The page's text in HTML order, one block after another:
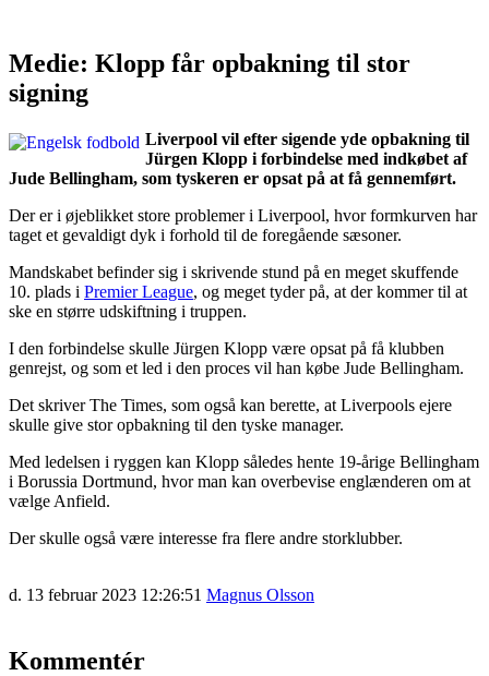
Medie: Klopp får opbakning til stor
signing
Liverpool vil efter sigende yde opbakning til
Jürgen Klopp i forbindelse med indkøbet af
Jude Bellingham, som tyskeren er opsat på at få gennemført.
Der er i øjeblikket store problemer i Liverpool, hvor formkurven har
taget et gevaldigt dyk i forhold til de foregående sæsoner.
Mandskabet befinder sig i skrivende stund på en meget skuffende
10. plads i Premier League, og meget tyder på, at der kommer til at
ske en større udskiftning i truppen.
I den forbindelse skulle Jürgen Klopp være opsat på få klubben
genrejst, og som et led i den proces vil han købe Jude Bellingham.
Det skriver The Times, som også kan berette, at Liverpools ejere
skulle give stor opbakning til den tyske manager.
Med ledelsen i ryggen kan Klopp således hente 19-årige Bellingham
i Borussia Dortmund, hvor man kan overbevise englænderen om at
vælge Anfield.
Der skulle også være interesse fra flere andre storklubber.
d. 13 februar 2023 12:26:51 Magnus Olsson
Kommentér